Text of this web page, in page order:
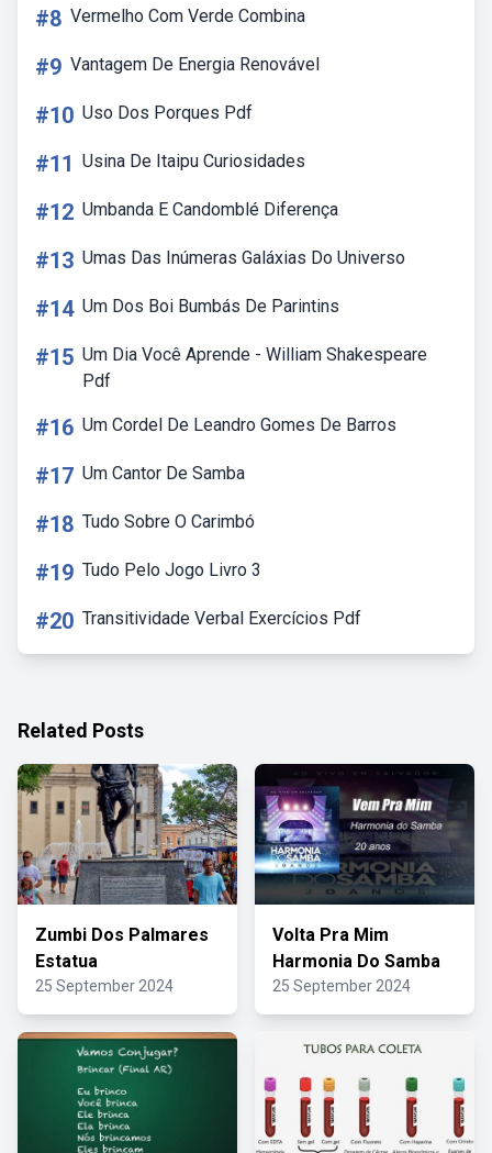
#8 Vermelho Com Verde Combina
#9 Vantagem De Energia Renovável
#10 Uso Dos Porques Pdf
#11 Usina De Itaipu Curiosidades
#12 Umbanda E Candomblé Diferença
#13 Umas Das Inúmeras Galáxias Do Universo
#14 Um Dos Boi Bumbás De Parintins
#15 Um Dia Você Aprende - William Shakespeare
Pdf
#16 Um Cordel De Leandro Gomes De Barros
#17 Um Cantor De Samba
#18 Tudo Sobre O Carimbó
#19 Tudo Pelo Jogo Livro 3
#20 Transitividade Verbal Exercícios Pdf
Related Posts
Zumbi Dos Palmares
Estatua
25 September 2024
Volta Pra Mim
Harmonia Do Samba
25 September 2024